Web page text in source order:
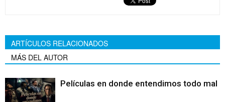
ARTÍCULOS RELACIONADOS
MÁS DEL AUTOR
Películas en donde entendimos todo mal